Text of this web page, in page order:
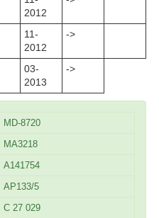
2012
11-
2012
->
03-
2013
->
MD-8720
MA3218
A141754
AP133/5
C 27 029